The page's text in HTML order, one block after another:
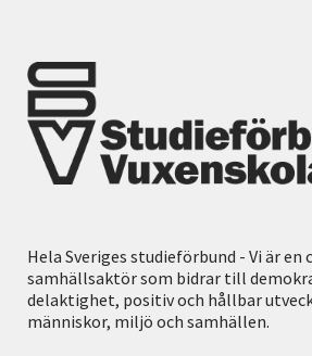
Hela Sveriges studieförbund - Vi är en
samhällsaktör som bidrar till
delaktighet, positiv och hållbar
människor, miljö och samhällen.